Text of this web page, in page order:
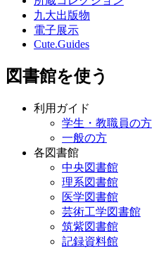
九大出版物
電子展示
Cute.Guides
図書館を使う
利用ガイド
学生・教職員の方
一般の方
各図書館
中央図書館
理系図書館
医学図書館
芸術工学図書館
筑紫図書館
記録資料館